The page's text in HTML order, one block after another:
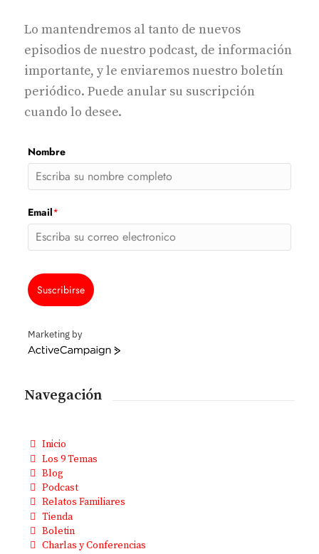
Lo mantendremos al tanto de nuevos
episodios de nuestro podcast, de información
importante, y le enviaremos nuestro boletín
periódico. Puede anular su suscripción
cuando lo desee.
Nombre
Email*
Suscribirse
Marketing by
ActiveCampaign
Navegación
Inicio
Los 9 Temas
Blog
Podcast
Relatos Familiares
Tienda
Boletin
Charlas y Conferencias